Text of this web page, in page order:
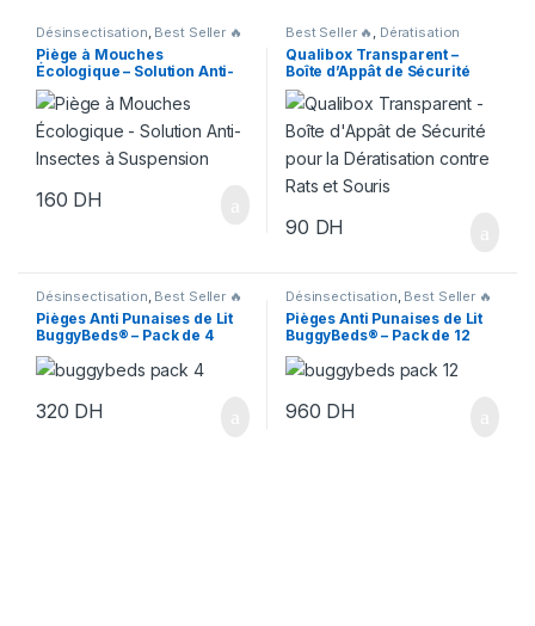
Désinsectisation Best Seller 🔥
Piège à Mouches
Écologique – Solution Anti-
Insectes à Suspension
160 DH
Best Seller 🔥 Dératisation
Qualibox Transparent –
Boîte d’Appât de Sécurité
pour la Dératisation contre
Rats et Souris
90 DH
Désinsectisation, Best Seller 🔥
Pièges Anti Punaises de Lit
BuggyBeds® – Pack de 4
320 DH
Désinsectisation, Best Seller 🔥
Pièges Anti Punaises de Lit
BuggyBeds® – Pack de 12
960 DH